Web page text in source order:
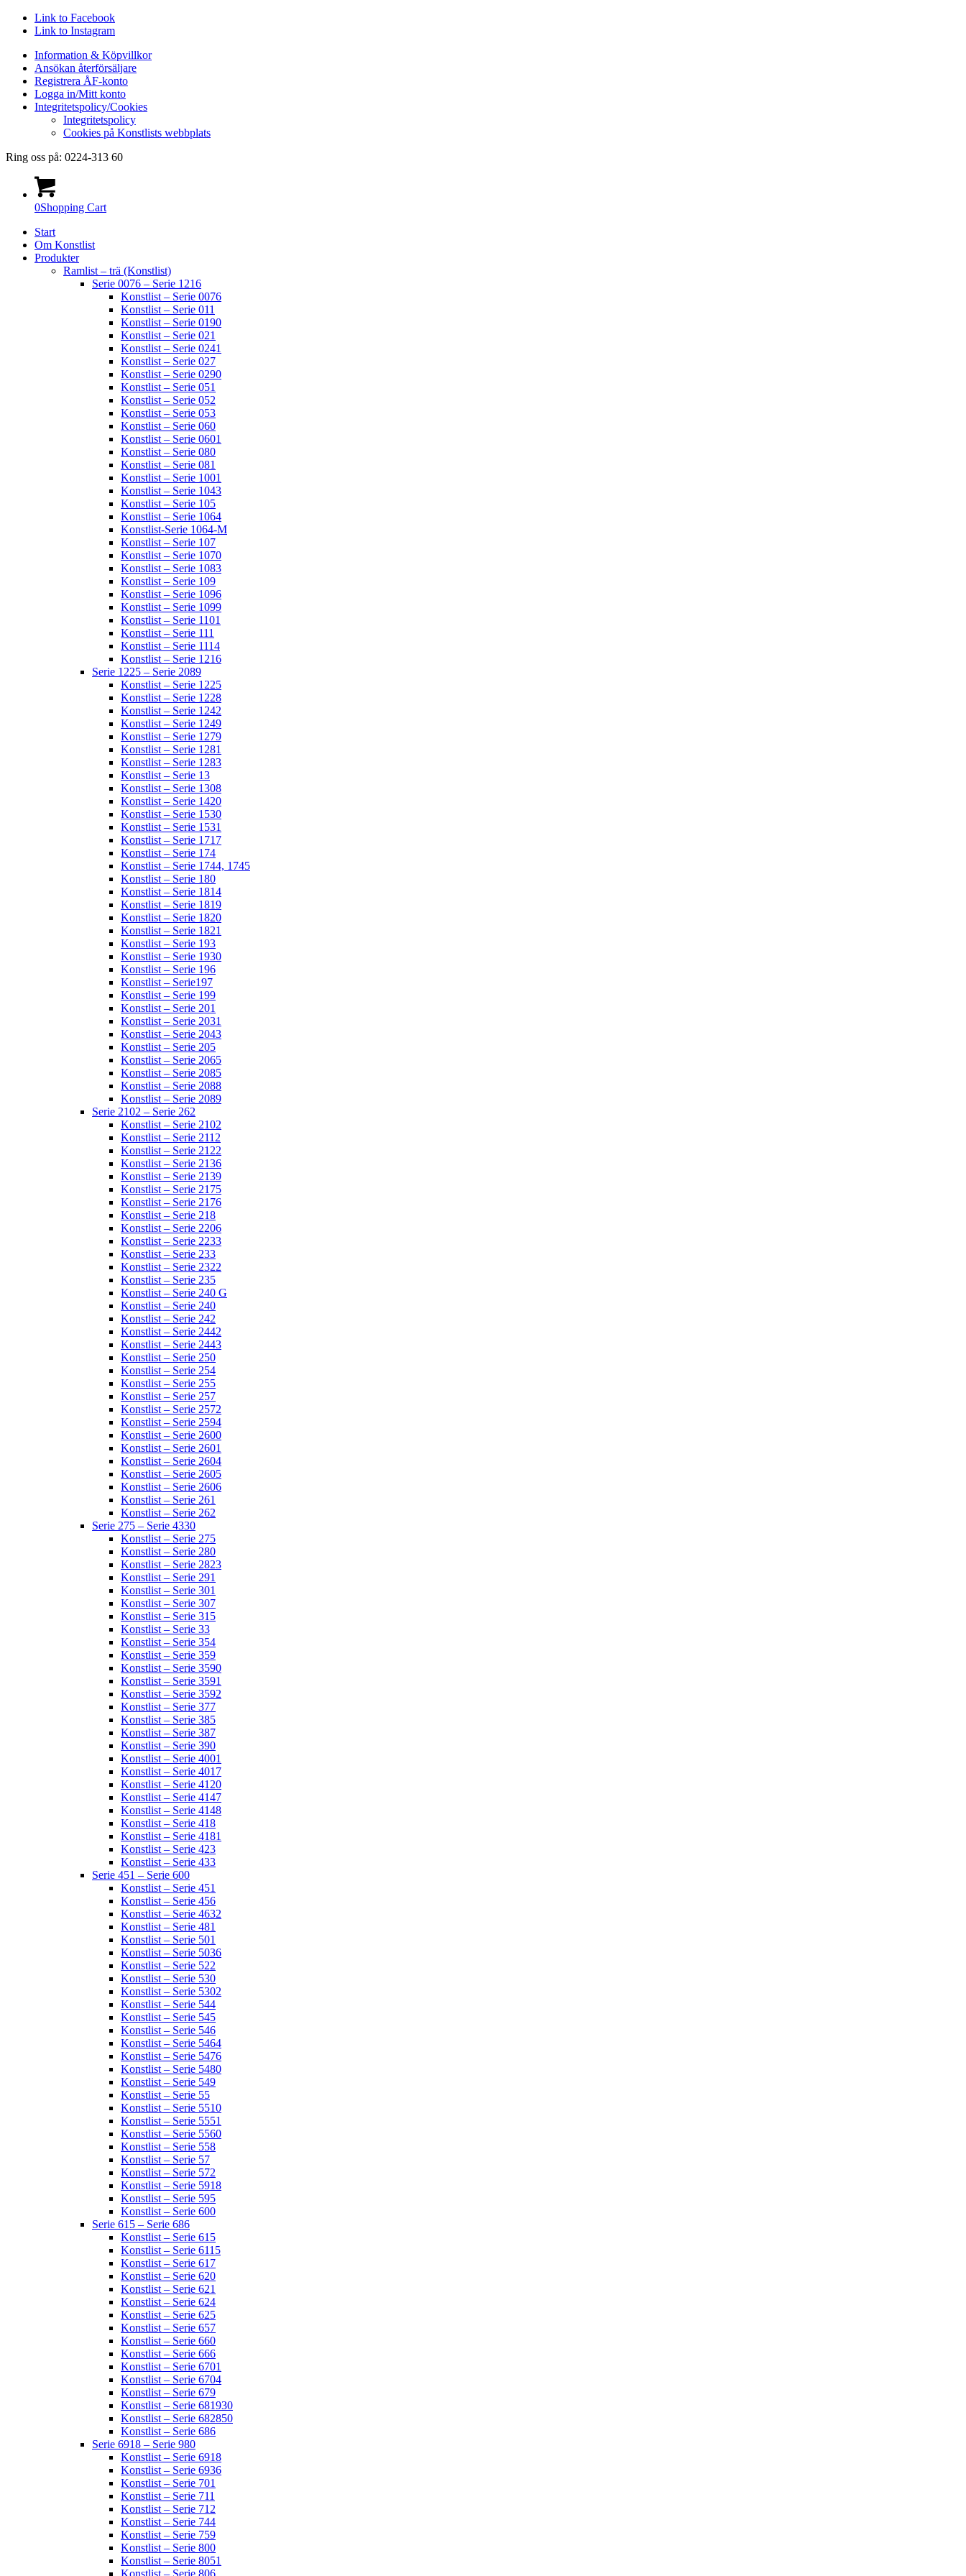
Link to Facebook
Link to Instagram
Information & Köpvillkor
Ansökan återförsäljare
Registrera ÅF-konto
Logga in/Mitt konto
Integritetspolicy/Cookies
Integritetspolicy
Cookies på Konstlists webbplats
Ring oss på: 0224-313 60
0Shopping Cart
Start
Om Konstlist
Produkter
Ramlist – trä (Konstlist)
Serie 0076 – Serie 1216
Konstlist – Serie 0076
Konstlist – Serie 011
Konstlist – Serie 0190
Konstlist – Serie 021
Konstlist – Serie 0241
Konstlist – Serie 027
Konstlist – Serie 0290
Konstlist – Serie 051
Konstlist – Serie 052
Konstlist – Serie 053
Konstlist – Serie 060
Konstlist – Serie 0601
Konstlist – Serie 080
Konstlist – Serie 081
Konstlist – Serie 1001
Konstlist – Serie 1043
Konstlist – Serie 105
Konstlist – Serie 1064
Konstlist-Serie 1064-M
Konstlist – Serie 107
Konstlist – Serie 1070
Konstlist – Serie 1083
Konstlist – Serie 109
Konstlist – Serie 1096
Konstlist – Serie 1099
Konstlist – Serie 1101
Konstlist – Serie 111
Konstlist – Serie 1114
Konstlist – Serie 1216
Serie 1225 – Serie 2089
Konstlist – Serie 1225
Konstlist – Serie 1228
Konstlist – Serie 1242
Konstlist – Serie 1249
Konstlist – Serie 1279
Konstlist – Serie 1281
Konstlist – Serie 1283
Konstlist – Serie 13
Konstlist – Serie 1308
Konstlist – Serie 1420
Konstlist – Serie 1530
Konstlist – Serie 1531
Konstlist – Serie 1717
Konstlist – Serie 174
Konstlist – Serie 1744, 1745
Konstlist – Serie 180
Konstlist – Serie 1814
Konstlist – Serie 1819
Konstlist – Serie 1820
Konstlist – Serie 1821
Konstlist – Serie 193
Konstlist – Serie 1930
Konstlist – Serie 196
Konstlist – Serie197
Konstlist – Serie 199
Konstlist – Serie 201
Konstlist – Serie 2031
Konstlist – Serie 2043
Konstlist – Serie 205
Konstlist – Serie 2065
Konstlist – Serie 2085
Konstlist – Serie 2088
Konstlist – Serie 2089
Serie 2102 – Serie 262
Konstlist – Serie 2102
Konstlist – Serie 2112
Konstlist – Serie 2122
Konstlist – Serie 2136
Konstlist – Serie 2139
Konstlist – Serie 2175
Konstlist – Serie 2176
Konstlist – Serie 218
Konstlist – Serie 2206
Konstlist – Serie 2233
Konstlist – Serie 233
Konstlist – Serie 2322
Konstlist – Serie 235
Konstlist – Serie 240 G
Konstlist – Serie 240
Konstlist – Serie 242
Konstlist – Serie 2442
Konstlist – Serie 2443
Konstlist – Serie 250
Konstlist – Serie 254
Konstlist – Serie 255
Konstlist – Serie 257
Konstlist – Serie 2572
Konstlist – Serie 2594
Konstlist – Serie 2600
Konstlist – Serie 2601
Konstlist – Serie 2604
Konstlist – Serie 2605
Konstlist – Serie 2606
Konstlist – Serie 261
Konstlist – Serie 262
Serie 275 – Serie 4330
Konstlist – Serie 275
Konstlist – Serie 280
Konstlist – Serie 2823
Konstlist – Serie 291
Konstlist – Serie 301
Konstlist – Serie 307
Konstlist – Serie 315
Konstlist – Serie 33
Konstlist – Serie 354
Konstlist – Serie 359
Konstlist – Serie 3590
Konstlist – Serie 3591
Konstlist – Serie 3592
Konstlist – Serie 377
Konstlist – Serie 385
Konstlist – Serie 387
Konstlist – Serie 390
Konstlist – Serie 4001
Konstlist – Serie 4017
Konstlist – Serie 4120
Konstlist – Serie 4147
Konstlist – Serie 4148
Konstlist – Serie 418
Konstlist – Serie 4181
Konstlist – Serie 423
Konstlist – Serie 433
Serie 451 – Serie 600
Konstlist – Serie 451
Konstlist – Serie 456
Konstlist – Serie 4632
Konstlist – Serie 481
Konstlist – Serie 501
Konstlist – Serie 5036
Konstlist – Serie 522
Konstlist – Serie 530
Konstlist – Serie 5302
Konstlist – Serie 544
Konstlist – Serie 545
Konstlist – Serie 546
Konstlist – Serie 5464
Konstlist – Serie 5476
Konstlist – Serie 5480
Konstlist – Serie 549
Konstlist – Serie 55
Konstlist – Serie 5510
Konstlist – Serie 5551
Konstlist – Serie 5560
Konstlist – Serie 558
Konstlist – Serie 57
Konstlist – Serie 572
Konstlist – Serie 5918
Konstlist – Serie 595
Konstlist – Serie 600
Serie 615 – Serie 686
Konstlist – Serie 615
Konstlist – Serie 6115
Konstlist – Serie 617
Konstlist – Serie 620
Konstlist – Serie 621
Konstlist – Serie 624
Konstlist – Serie 625
Konstlist – Serie 657
Konstlist – Serie 660
Konstlist – Serie 666
Konstlist – Serie 6701
Konstlist – Serie 6704
Konstlist – Serie 679
Konstlist – Serie 681930
Konstlist – Serie 682850
Konstlist – Serie 686
Serie 6918 – Serie 980
Konstlist – Serie 6918
Konstlist – Serie 6936
Konstlist – Serie 701
Konstlist – Serie 711
Konstlist – Serie 712
Konstlist – Serie 744
Konstlist – Serie 759
Konstlist – Serie 800
Konstlist – Serie 8051
Konstlist – Serie 806